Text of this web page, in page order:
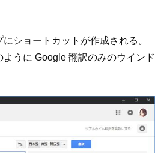
ショートカットが作成される。
うに Google 翻訳のみのウインド